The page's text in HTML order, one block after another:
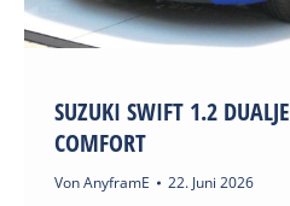
SUZUKI SWIFT 1.2
COMFORT
VonAnyframE 22. Juni 2026